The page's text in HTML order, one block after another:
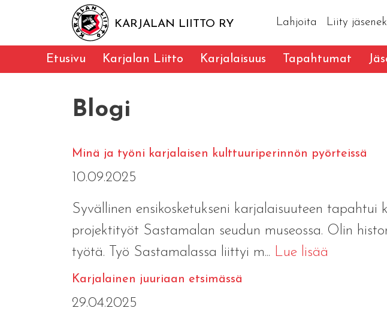
KARJALAN LIITTO RY Lahjoita Liity
Etusivu Karjalan Liitto Karjalaisuus Tapahtumat
Blogi
Minä ja työni karjalaisen kulttuuriperinnön pyörteissä
10.09.2025
Syvällinen ensikosketukseni karjalaisuuteen
projektityöt Sastamalan seudun museossa. Olin
työtä. Työ Sastamalassa liittyi m... Lue lisää
Karjalainen juuriaan etsimässä
29.04.2025